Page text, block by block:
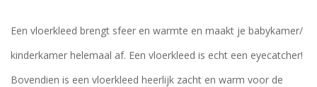
Een vloerkleed brengt sfeer en warmte en maakt je babykamer/
kinderkamer helemaal af. Een vloerkleed is echt een eyecatcher!
Bovendien is een vloerkleed heerlijk zacht en warm voor de